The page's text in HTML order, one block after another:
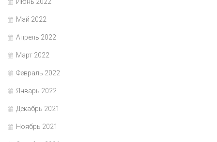
Май 2022
Апрель 2022
Март 2022
Февраль 2022
Январь 2022
Декабрь 2021
Ноябрь 2021